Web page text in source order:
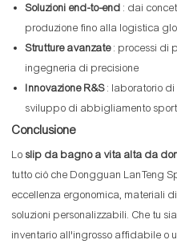
Soluzioni end-to-end : dai
produzione fino alla logistica
Strutture avanzate: processi di
ingegneria di precisione
Innovazione R&S: laboratorio di
sviluppo di abbigliamento
Conclusione
Lo slip da bagno a vita alta da
tutto ciò che Dongguan LanTeng
eccellenza ergonomica, materiali
soluzioni personalizzabili. Che tu
inventario all'ingrosso affidabile o